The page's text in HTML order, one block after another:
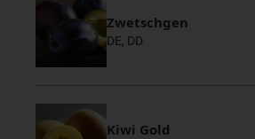
Zwetschgen
DE, DD
Kiwi Gold